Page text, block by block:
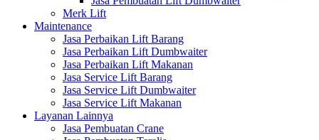
Merk Lift
Maintenance
Jasa Perbaikan Lift Barang
Jasa Perbaikan Lift Dumbwaiter
Jasa Perbaikan Lift Makanan
Jasa Service Lift Barang
Jasa Service Lift Dumbwaiter
Jasa Service Lift Makanan
Layanan Lainnya
Jasa Pembuatan Crane